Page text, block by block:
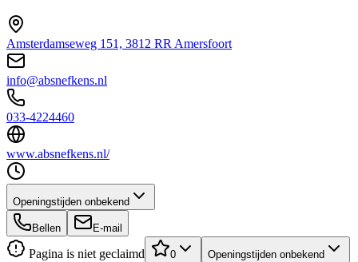
Amsterdamseweg 151, 3812 RR Amersfoort
info@absnefkens.nl
033-4224460
www.absnefkens.nl/
Openingstijden onbekend
Bellen E-mail
Pagina is niet geclaimd 0 Openingstijden onbekend